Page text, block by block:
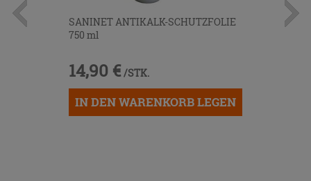
SANINET ANTIKALK-SCHUTZFOLIE
750 ml
14,90 € /STK.
IN DEN WARENKORB LEGEN